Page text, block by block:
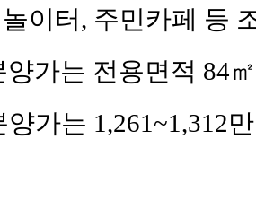
이터, 주민카페 등
양가는 전용면적 84
가는 1,261~1,312